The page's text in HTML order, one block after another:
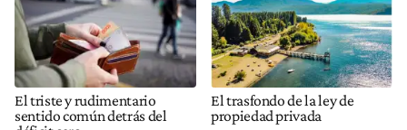
El triste y rudimentario
sentido común detrás del
El trasfondo de la ley de
propiedad privada